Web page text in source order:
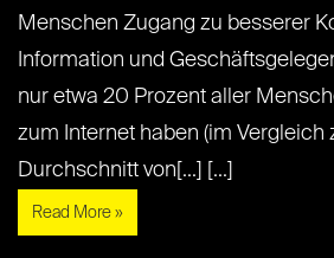
Menschen Zugang zu besserer
Information und
nur etwa 20 Prozent aller
zum Internet haben (im Vergleich
Durchschnitt von[...] [...]
Read More »